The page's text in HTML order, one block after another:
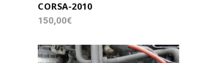
CORSA-2010
150,00€